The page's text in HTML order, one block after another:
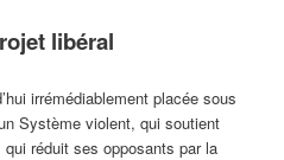
libéral
irrémédiablement placée sous
Système violent, qui soutient
réduit ses opposants par la